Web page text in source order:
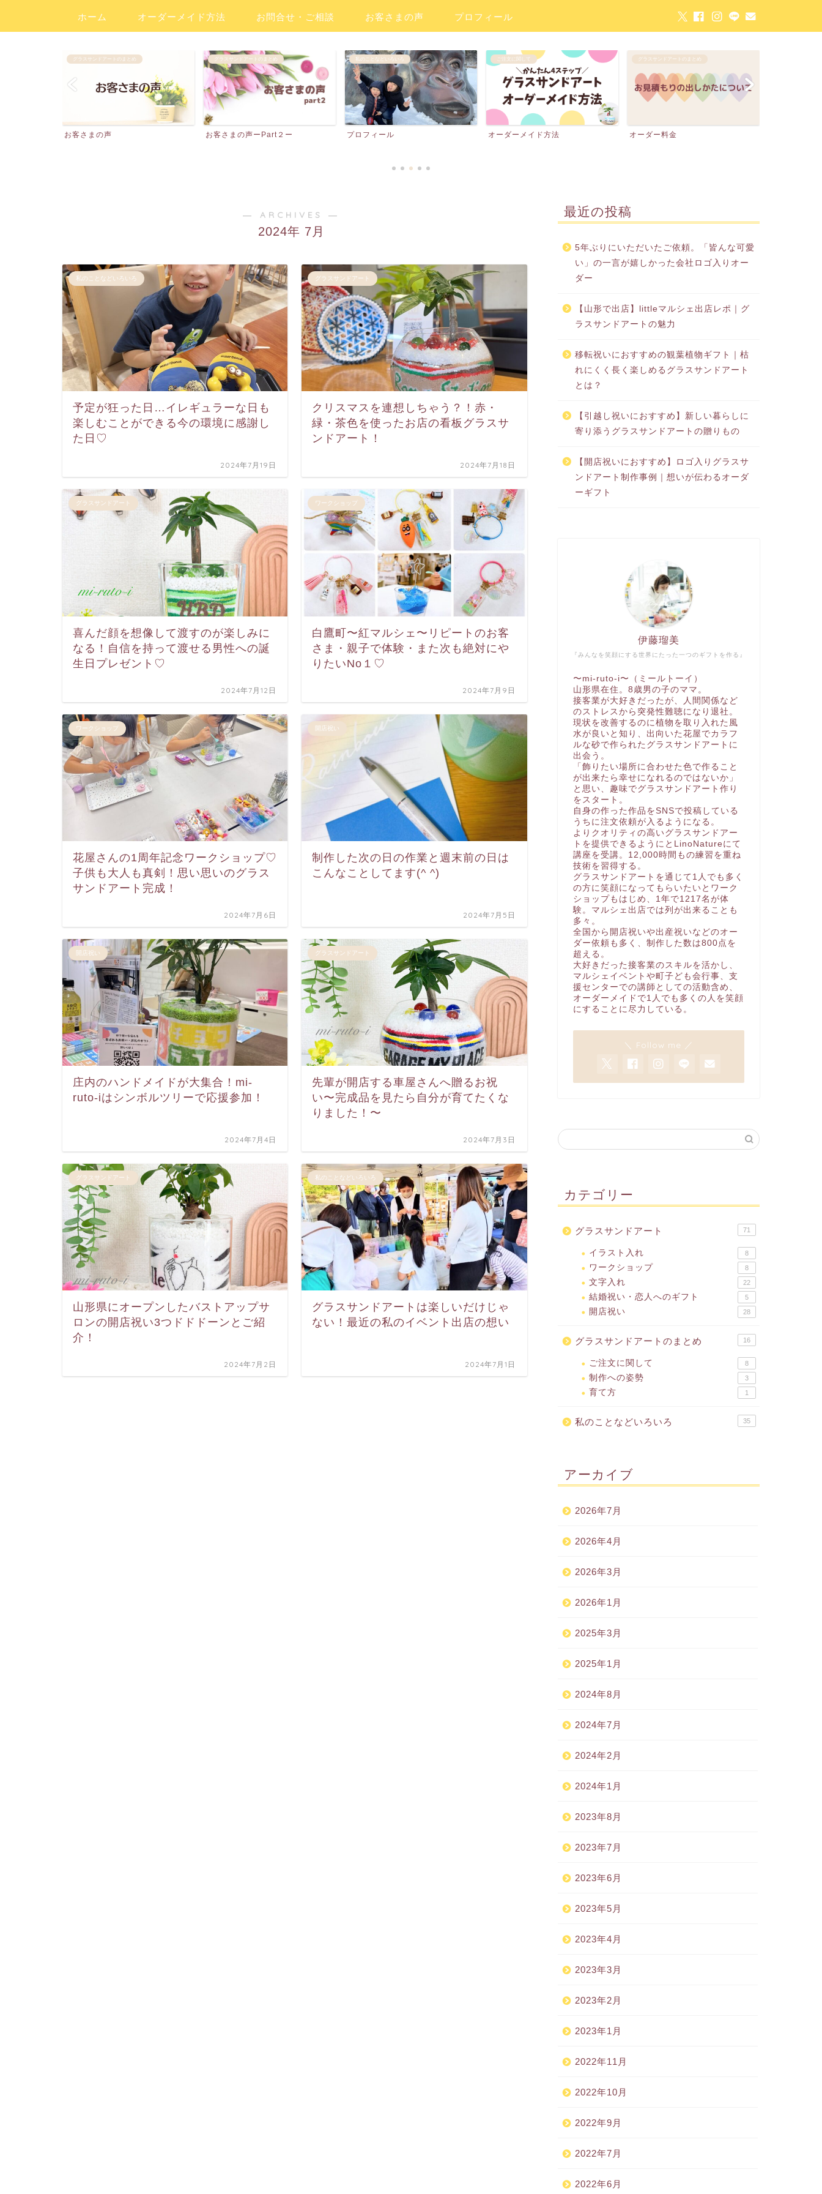
ホーム オーダーメイド方法 お問合せ・ご相談 お客さまの声 プロフィール
グラスサンドアートのまとめ
お客さまの声
グラスサンドアートのまとめ
お客さまの声ーPart２ー
私のことなどいろいろ
プロフィール
ご注文に関して
オーダーメイド方法
グラスサンドアートのまとめ
オーダー料金
― ARCHIVES ―
2024年 7月
私のことなどいろいろ
予定が狂った日…イレギュラーな日も
楽しむことができる今の環境に感謝し
た日♡
2024年7月19日
グラスサンドアート
クリスマスを連想しちゃう？！赤・
緑・茶色を使ったお店の看板グラスサ
ンドアート！
2024年7月18日
グラスサンドアート
喜んだ顔を想像して渡すのが楽しみに
なる！自信を持って渡せる男性への誕
生日プレゼント♡
2024年7月12日
ワークショップ
白鷹町〜紅マルシェ〜リピートのお客
さま・親子で体験・また次も絶対にや
りたいNo１♡
2024年7月9日
ワークショップ
花屋さんの1周年記念ワークショップ♡
子供も大人も真剣！思い思いのグラス
サンドアート完成！
2024年7月6日
開店祝い
制作した次の日の作業と週末前の日は
こんなことしてます(^ ^)
2024年7月5日
開店祝い
庄内のハンドメイドが大集合！mi-
ruto-iはシンボルツリーで応援参加！
2024年7月4日
グラスサンドアート
先輩が開店する車屋さんへ贈るお祝
い〜完成品を見たら自分が育てたくな
りました！〜
2024年7月3日
グラスサンドアート
山形県にオープンしたバストアップサ
ロンの開店祝い3つドドドーンとご紹
介！
2024年7月2日
私のことなどいろいろ
グラスサンドアートは楽しいだけじゃ
ない！最近の私のイベント出店の想い
2024年7月1日
最近の投稿
5年ぶりにいただいたご依頼。「皆んな可愛
い」の一言が嬉しかった会社ロゴ入りオー
ダー
【山形で出店】littleマルシェ出店レポ｜グ
ラスサンドアートの魅力
移転祝いにおすすめの観葉植物ギフト｜枯
れにくく長く楽しめるグラスサンドアート
とは？
【引越し祝いにおすすめ】新しい暮らしに
寄り添うグラスサンドアートの贈りもの
【開店祝いにおすすめ】ロゴ入りグラスサ
ンドアート制作事例｜想いが伝わるオーダ
ーギフト
『みんなを笑顔にする世界にたった一つのギフトを作る』
伊藤瑠美
〜mi-ruto-i〜（ミールトーイ）
山形県在住。8歳男の子のママ。
接客業が大好きだったが、人間関係など
のストレスから突発性難聴になり退社。
現状を改善するのに植物を取り入れた風
水が良いと知り、出向いた花屋でカラフ
ルな砂で作られたグラスサンドアートに
出会う。
「飾りたい場所に合わせた色で作ること
が出来たら幸せになれるのではないか」
と思い、趣味でグラスサンドアート作り
をスタート。
自身の作った作品をSNSで投稿している
うちに注文依頼が入るようになる。
よりクオリティの高いグラスサンドアー
トを提供できるようにとLinoNatureにて
講座を受講。12,000時間もの練習を重ね
技術を習得する。
グラスサンドアートを通じて1人でも多く
の方に笑顔になってもらいたいとワーク
ショップもはじめ、1年で1217名が体
験。マルシェ出店では列が出来ることも
多々。
全国から開店祝いや出産祝いなどのオー
ダー依頼も多く、制作した数は800点を
超える。
大好きだった接客業のスキルを活かし、
マルシェイベントや町子ども会行事、支
援センターでの講師としての活動含め、
オーダーメイドで1人でも多くの人を笑顔
にすることに尽力している。
＼ Follow me ／
カテゴリー
グラスサンドアート 71
イラスト入れ 8
ワークショップ 8
文字入れ 22
結婚祝い・恋人へのギフト 5
開店祝い 28
グラスサンドアートのまとめ 16
ご注文に関して 8
制作への姿勢 3
育て方 1
私のことなどいろいろ 35
アーカイブ
2026年7月
2026年4月
2026年3月
2026年1月
2025年3月
2025年1月
2024年8月
2024年7月
2024年2月
2024年1月
2023年8月
2023年7月
2023年6月
2023年5月
2023年4月
2023年3月
2023年2月
2023年1月
2022年11月
2022年10月
2022年9月
2022年7月
2022年6月